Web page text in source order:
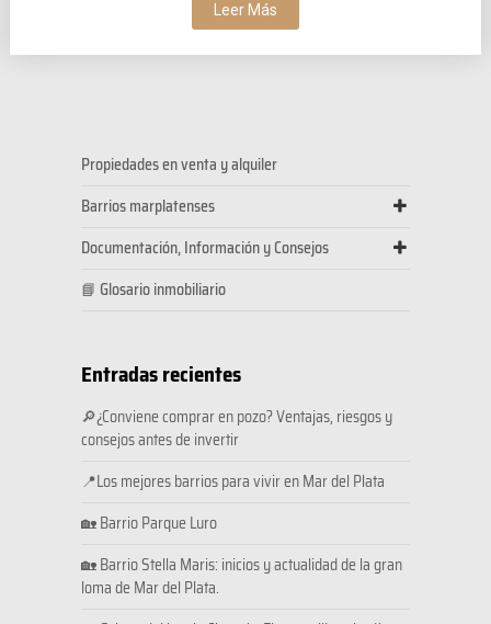
Leer Más
Propiedades en venta y alquiler
Barrios marplatenses
Documentación, Información y Consejos
📘 Glosario inmobiliario
Entradas recientes
🔎¿Conviene comprar en pozo? Ventajas, riesgos y
consejos antes de invertir
📍Los mejores barrios para vivir en Mar del Plata
🏡 Barrio Parque Luro
🏡 Barrio Stella Maris: inicios y actualidad de la gran
loma de Mar del Plata.